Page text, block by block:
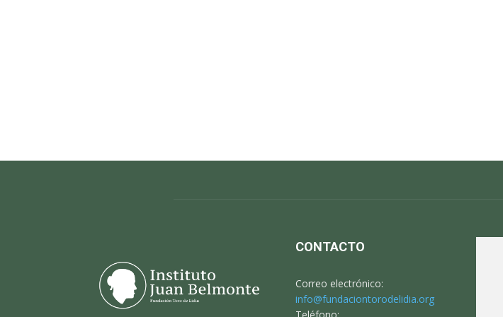
CONTACTO
Correo electrónico:
info@fundaciontorodelidia.org